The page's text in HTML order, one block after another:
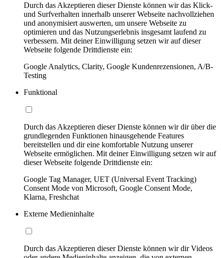
Durch das Akzeptieren dieser Dienste können wir das Klick-
und Surfverhalten innerhalb unserer Webseite nachvollziehen
und anonymisiert auswerten, um unsere Webseite zu
optimieren und das Nutzungserlebnis insgesamt laufend zu
verbessern. Mit deiner Einwilligung setzen wir auf dieser
Webseite folgende Drittdienste ein:
Google Analytics, Clarity, Google Kundenrezensionen, A/B-
Testing
Funktional
Durch das Akzeptieren dieser Dienste können wir dir über die
grundlegenden Funktionen hinausgehende Features
bereitstellen und dir eine komfortable Nutzung unserer
Webseite ermöglichen. Mit deiner Einwilligung setzen wir auf
dieser Webseite folgende Drittdienste ein:
Google Tag Manager, UET (Universal Event Tracking)
Consent Mode von Microsoft, Google Consent Mode,
Klarna, Freshchat
Externe Medieninhalte
Durch das Akzeptieren dieser Dienste können wir dir Videos